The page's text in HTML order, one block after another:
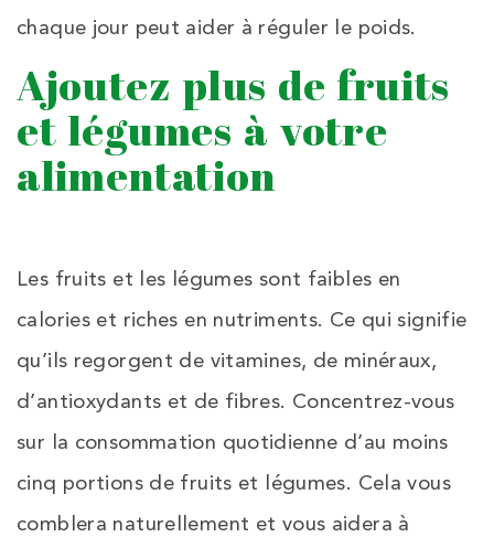
chaque jour peut aider à réguler le poids.
Ajoutez plus de fruits
et légumes à votre
alimentation
Les fruits et les légumes sont faibles en
calories et riches en nutriments. Ce qui signifie
qu’ils regorgent de vitamines, de minéraux,
d’antioxydants et de fibres. Concentrez-vous
sur la consommation quotidienne d’au moins
cinq portions de fruits et légumes. Cela vous
comblera naturellement et vous aidera à